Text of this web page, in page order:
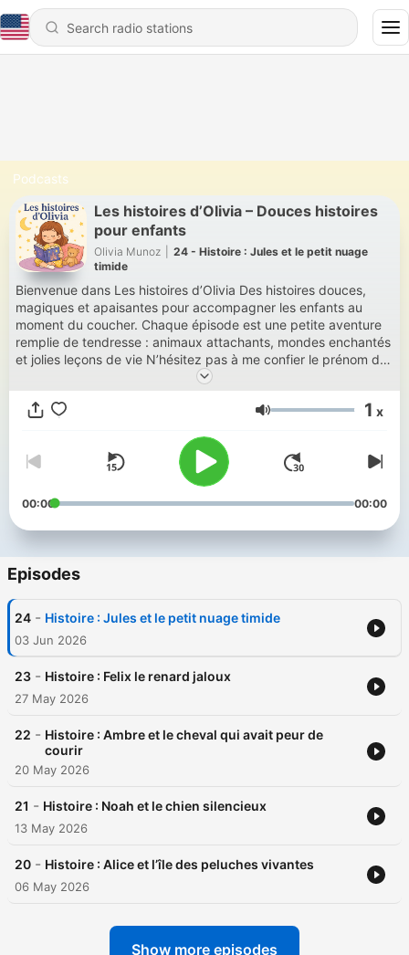
Podcasts
Les histoires d’Olivia – Douces histoires
pour enfants
Olivia Munoz
24 - Histoire : Jules et le petit nuage
timide
Bienvenue dans Les histoires d’Olivia Des histoires douces,
magiques et apaisantes pour accompagner les enfants au
moment du coucher. Chaque épisode est une petite aventure
remplie de tendresse : animaux attachants, mondes enchantés
et jolies leçons de vie N’hésitez pas à me confier le prénom de
votre enfant en commentaire, pour que je puisse lui créer une
Volume 1 x
00:00 00:00
Episodes
24 - Histoire : Jules et le petit nuage timide
03 Jun 2026
23 - Histoire : Felix le renard jaloux
27 May 2026
22 - Histoire : Ambre et le cheval qui avait peur de
courir
20 May 2026
21 - Histoire : Noah et le chien silencieux
13 May 2026
20 - Histoire : Alice et l’île des peluches vivantes
06 May 2026
Show more episodes